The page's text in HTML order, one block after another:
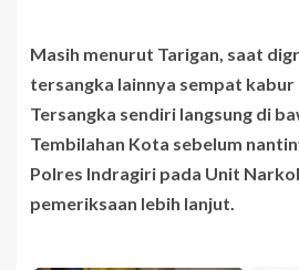
Masih menurut Tarigan, saat
tersangka lainnya sempat
Tersangka sendiri langsung di
Tembilahan Kota sebelum
Polres Indragiri pada Unit
pemeriksaan lebih lanjut.